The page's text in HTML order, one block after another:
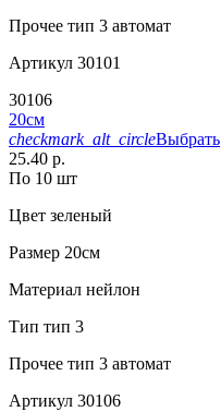
Прочее тип 3 автомат
Артикул 30101
30106
20см
checkmark_alt_circleВыбрать
25.40 р.
По 10 шт
Цвет зеленый
Размер 20см
Материал нейлон
Тип тип 3
Прочее тип 3 автомат
Артикул 30106